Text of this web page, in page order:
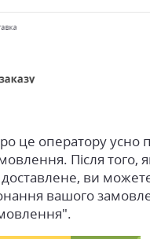
це оператору усно
Після того,
ви
вашого